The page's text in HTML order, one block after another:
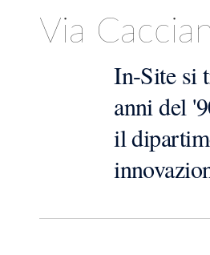
Via
In-Site si
anni del
il